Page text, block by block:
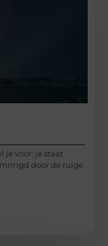
voor: je staat
door de ruige